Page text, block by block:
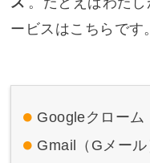
ービスはこちらです。
Googleクローム
Gmail（Gメール